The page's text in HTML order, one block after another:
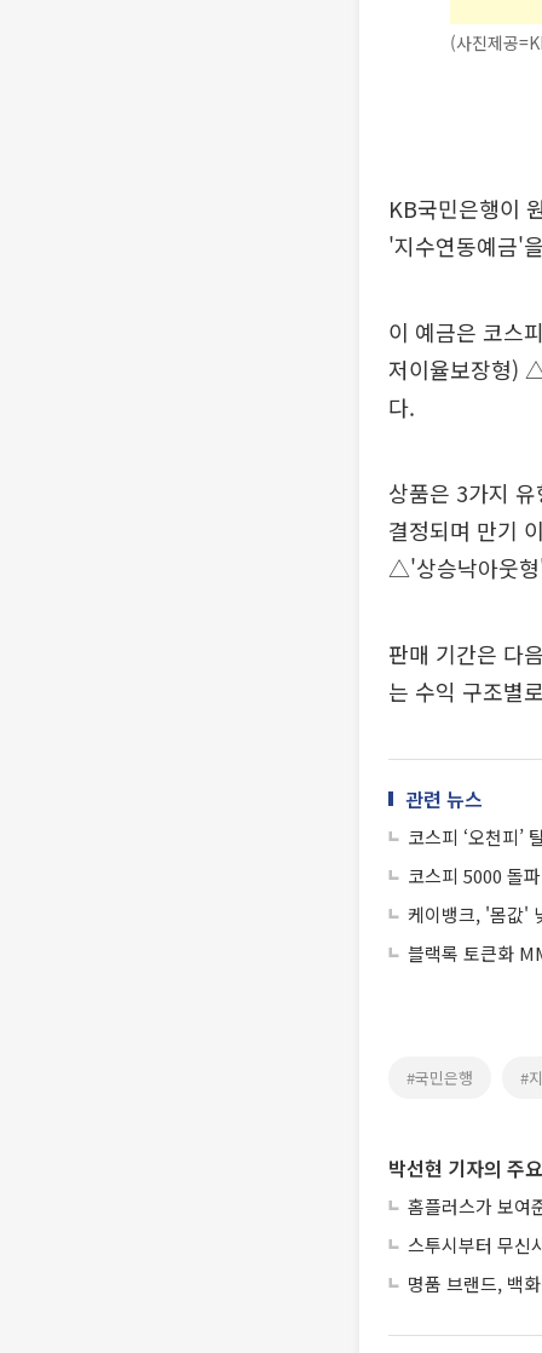
(사진제공
KB국민은행이
'지수연동예금'
이 예금은 코스
저이율보장형)
다.
상품은 3가지
결정되며 만기
△'상승낙아웃
판매 기간은 다
는 수익 구조별
관련 뉴스
코스피 ‘오천피’
코스피 5000 돌
케이뱅크, '몸값'
블랙록 토큰화
#국민은행 #
박선현 기자의 주
홈플러스가 보여
스투시부터 무신
명품 브랜드, 백